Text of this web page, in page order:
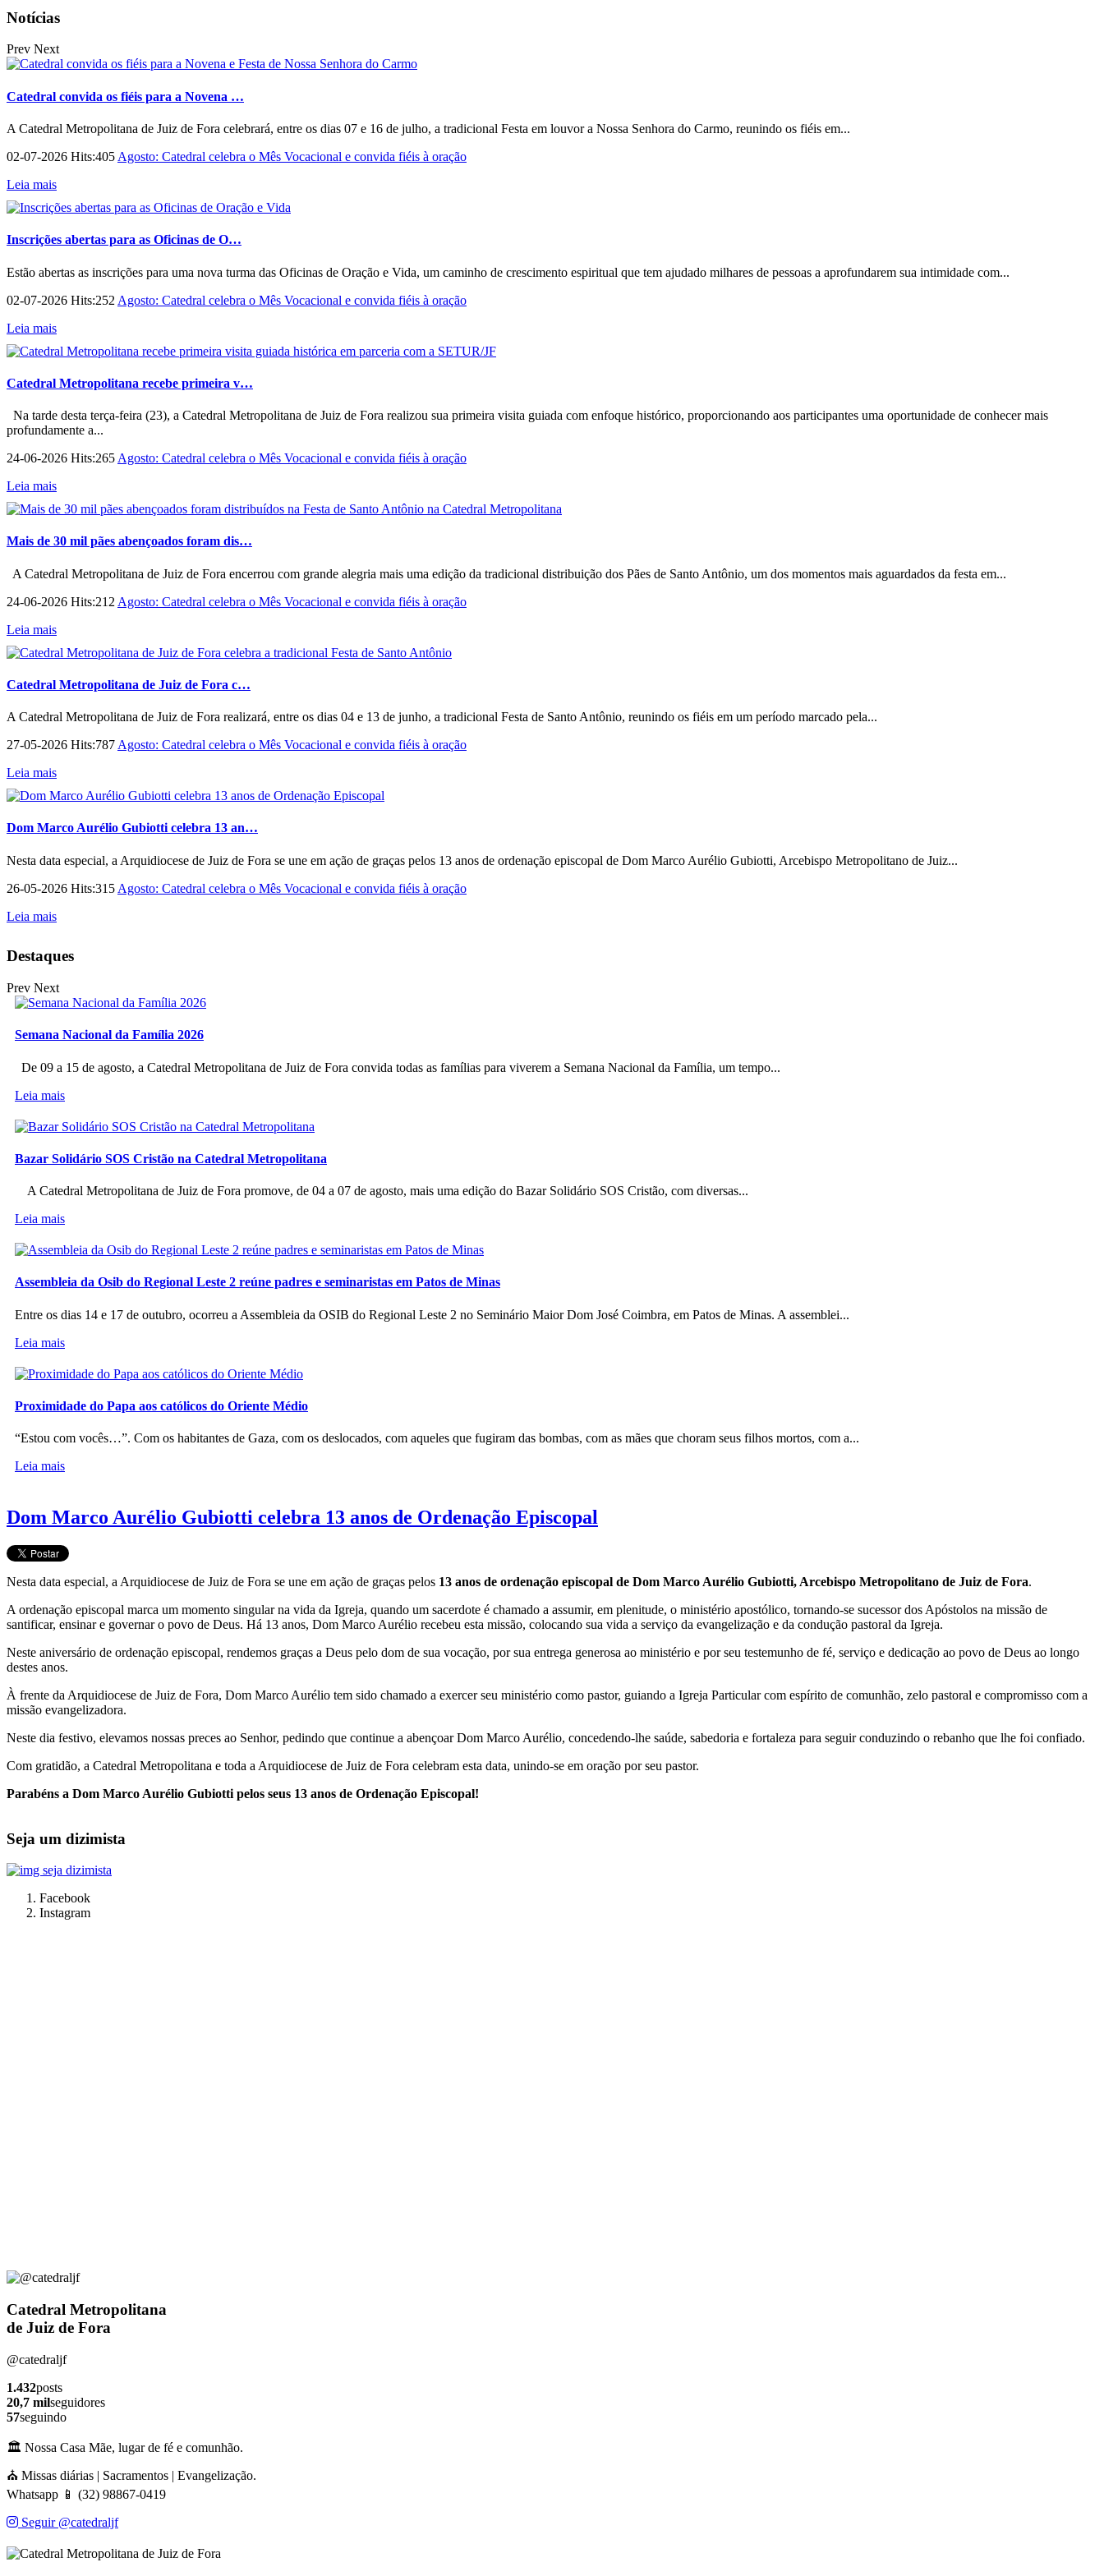
Notícias
Prev Next
Catedral convida os fiéis para a Novena …
A Catedral Metropolitana de Juiz de Fora celebrará, entre os dias 07 e 16 de julho, a tradicional Festa em louvor a Nossa Senhora do Carmo, reunindo os fiéis em...
02-07-2026 Hits:405 Agosto: Catedral celebra o Mês Vocacional e convida fiéis à oração
Leia mais
Inscrições abertas para as Oficinas de O…
Estão abertas as inscrições para uma nova turma das Oficinas de Oração e Vida, um caminho de crescimento espiritual que tem ajudado milhares de pessoas a aprofundarem sua intimidade com...
02-07-2026 Hits:252 Agosto: Catedral celebra o Mês Vocacional e convida fiéis à oração
Leia mais
Catedral Metropolitana recebe primeira v…
Na tarde desta terça-feira (23), a Catedral Metropolitana de Juiz de Fora realizou sua primeira visita guiada com enfoque histórico, proporcionando aos participantes uma oportunidade de conhecer mais
profundamente a...
24-06-2026 Hits:265 Agosto: Catedral celebra o Mês Vocacional e convida fiéis à oração
Leia mais
Mais de 30 mil pães abençoados foram dis…
A Catedral Metropolitana de Juiz de Fora encerrou com grande alegria mais uma edição da tradicional distribuição dos Pães de Santo Antônio, um dos momentos mais aguardados da festa em...
24-06-2026 Hits:212 Agosto: Catedral celebra o Mês Vocacional e convida fiéis à oração
Leia mais
Catedral Metropolitana de Juiz de Fora c…
A Catedral Metropolitana de Juiz de Fora realizará, entre os dias 04 e 13 de junho, a tradicional Festa de Santo Antônio, reunindo os fiéis em um período marcado pela...
27-05-2026 Hits:787 Agosto: Catedral celebra o Mês Vocacional e convida fiéis à oração
Leia mais
Dom Marco Aurélio Gubiotti celebra 13 an…
Nesta data especial, a Arquidiocese de Juiz de Fora se une em ação de graças pelos 13 anos de ordenação episcopal de Dom Marco Aurélio Gubiotti, Arcebispo Metropolitano de Juiz...
26-05-2026 Hits:315 Agosto: Catedral celebra o Mês Vocacional e convida fiéis à oração
Leia mais
Destaques
Prev Next
Semana Nacional da Família 2026
De 09 a 15 de agosto, a Catedral Metropolitana de Juiz de Fora convida todas as famílias para viverem a Semana Nacional da Família, um tempo...
Leia mais
Bazar Solidário SOS Cristão na Catedral Metropolitana
A Catedral Metropolitana de Juiz de Fora promove, de 04 a 07 de agosto, mais uma edição do Bazar Solidário SOS Cristão, com diversas...
Leia mais
Assembleia da Osib do Regional Leste 2 reúne padres e seminaristas em Patos de Minas
Entre os dias 14 e 17 de outubro, ocorreu a Assembleia da OSIB do Regional Leste 2 no Seminário Maior Dom José Coimbra, em Patos de Minas. A assemblei...
Leia mais
Proximidade do Papa aos católicos do Oriente Médio
“Estou com vocês…”. Com os habitantes de Gaza, com os deslocados, com aqueles que fugiram das bombas, com as mães que choram seus filhos mortos, com a...
Leia mais
Dom Marco Aurélio Gubiotti celebra 13 anos de Ordenação Episcopal
Nesta data especial, a Arquidiocese de Juiz de Fora se une em ação de graças pelos 13 anos de ordenação episcopal de Dom Marco Aurélio Gubiotti, Arcebispo Metropolitano de Juiz de Fora.
A ordenação episcopal marca um momento singular na vida da Igreja, quando um sacerdote é chamado a assumir, em plenitude, o ministério apostólico, tornando-se sucessor dos Apóstolos na missão de
santificar, ensinar e governar o povo de Deus. Há 13 anos, Dom Marco Aurélio recebeu esta missão, colocando sua vida a serviço da evangelização e da condução pastoral da Igreja.
Neste aniversário de ordenação episcopal, rendemos graças a Deus pelo dom de sua vocação, por sua entrega generosa ao ministério e por seu testemunho de fé, serviço e dedicação ao povo de Deus ao longo
destes anos.
À frente da Arquidiocese de Juiz de Fora, Dom Marco Aurélio tem sido chamado a exercer seu ministério como pastor, guiando a Igreja Particular com espírito de comunhão, zelo pastoral e compromisso com a
missão evangelizadora.
Neste dia festivo, elevamos nossas preces ao Senhor, pedindo que continue a abençoar Dom Marco Aurélio, concedendo-lhe saúde, sabedoria e fortaleza para seguir conduzindo o rebanho que lhe foi confiado.
Com gratidão, a Catedral Metropolitana e toda a Arquidiocese de Juiz de Fora celebram esta data, unindo-se em oração por seu pastor.
Parabéns a Dom Marco Aurélio Gubiotti pelos seus 13 anos de Ordenação Episcopal!
Seja um dizimista
Facebook
Instagram
Catedral Metropolitana
de Juiz de Fora
@catedraljf
1.432posts
20,7 milseguidores
57seguindo
🏛️ Nossa Casa Mãe, lugar de fé e comunhão.
⛪ Missas diárias | Sacramentos | Evangelização.
Whatsapp 📱 (32) 98867-0419
Seguir @catedraljf